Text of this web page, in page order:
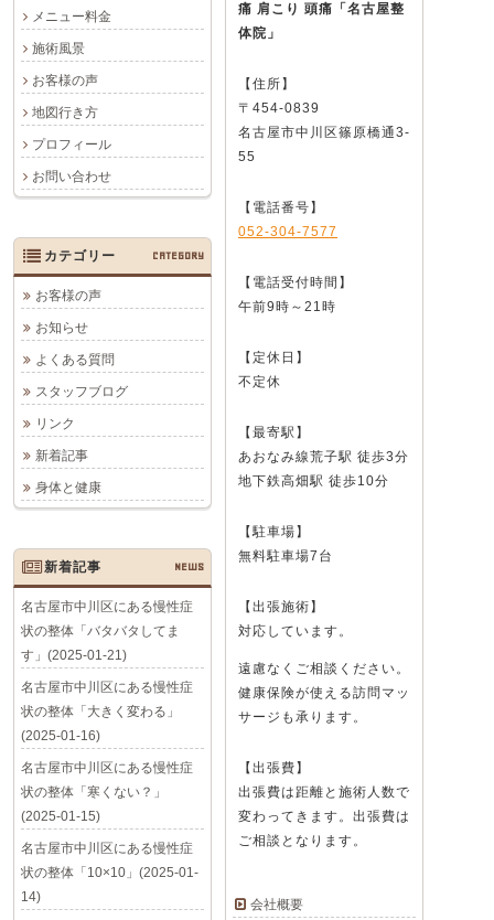
メニュー料金
施術風景
お客様の声
地図行き方
プロフィール
お問い合わせ
痛 肩こり 頭痛 「名古屋整
体院」
【住所】
〒454-0839
名古屋市中川区篠原橋通3-
55
【電話番号】
052-304-7577
【電話受付時間】
午前9時～21時
【定休日】
不定休
【最寄駅】
あおなみ線荒子駅 徒歩3分
地下鉄高畑駅 徒歩10分
【駐車場】
無料駐車場7台
【出張施術】
対応しています。
遠慮なくご相談ください。
健康保険が使える訪問マッ
サージも承ります。
【出張費】
出張費は距離と施術人数で
変わってきます。出張費は
ご相談となります。
会社概要
カテゴリー CATEGORY
お客様の声
お知らせ
よくある質問
スタッフブログ
リンク
新着記事
身体と健康
新着記事 NEWS
名古屋市中川区にある慢性症
状の整体「バタバタしてま
す」(2025-01-21)
名古屋市中川区にある慢性症
状の整体「大きく変わる」
(2025-01-16)
名古屋市中川区にある慢性症
状の整体「寒くない？」
(2025-01-15)
名古屋市中川区にある慢性症
状の整体「10×10」(2025-01-
14)